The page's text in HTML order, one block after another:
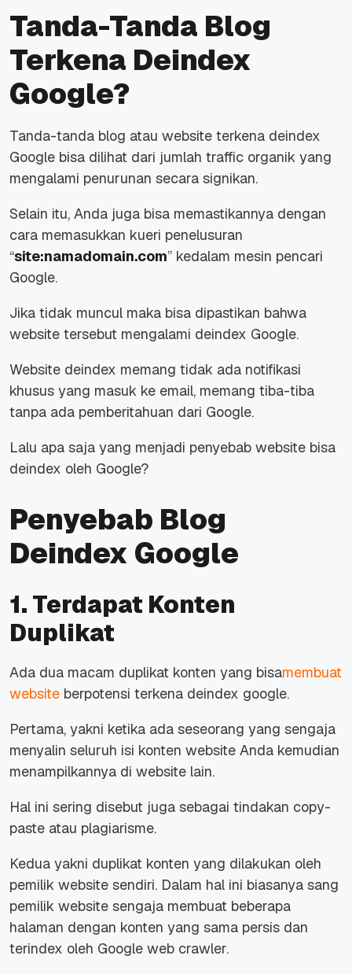
Tanda-Tanda Blog
Terkena Deindex
Google?
Tanda-tanda blog atau website terkena deindex
Google bisa dilihat dari jumlah traffic organik yang
mengalami penurunan secara signikan.
Selain itu, Anda juga bisa memastikannya dengan
cara memasukkan kueri penelusuran
“site:namadomain.com” kedalam mesin pencari
Google.
Jika tidak muncul maka bisa dipastikan bahwa
website tersebut mengalami deindex Google.
Website deindex memang tidak ada notifikasi
khusus yang masuk ke email, memang tiba-tiba
tanpa ada pemberitahuan dari Google.
Lalu apa saja yang menjadi penyebab website bisa
deindex oleh Google?
Penyebab Blog
Deindex Google
1. Terdapat Konten
Duplikat
Ada dua macam duplikat konten yang bisamembuat
website berpotensi terkena deindex google.
Pertama, yakni ketika ada seseorang yang sengaja
menyalin seluruh isi konten website Anda kemudian
menampilkannya di website lain.
Hal ini sering disebut juga sebagai tindakan copy-
paste atau plagiarisme.
Kedua yakni duplikat konten yang dilakukan oleh
pemilik website sendiri. Dalam hal ini biasanya sang
pemilik website sengaja membuat beberapa
halaman dengan konten yang sama persis dan
terindex oleh Google web crawler.